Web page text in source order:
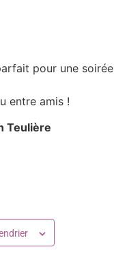
pour une soirée
entre amis !
Teulière